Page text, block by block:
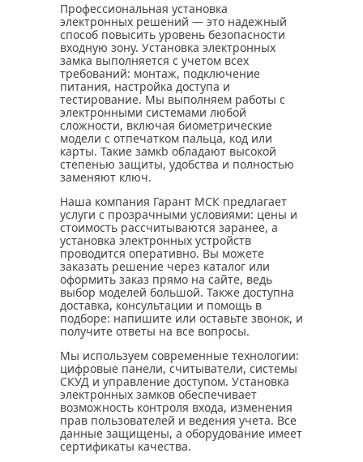
Профессиональная установка
электронных решений — это надежный
способ повысить уровень безопасности
входную зону. Установка электронных
замка выполняется с учетом всех
требований: монтаж, подключение
питания, настройка доступа и
тестирование. Мы выполняем работы с
электронными системами любой
сложности, включая биометрические
модели с отпечатком пальца, код или
карты. Такие замкb обладают высокой
степенью защиты, удобства и полностью
заменяют ключ.
Наша компания Гарант МСК предлагает
услуги с прозрачными условиями: цены и
стоимость рассчитываются заранее, а
установка электронных устройств
проводится оперативно. Вы можете
заказать решение через каталог или
оформить заказ прямо на сайте, ведь
выбор моделей большой. Также доступна
доставка, консультации и помощь в
подборе: напишите или оставьте звонок, и
получите ответы на все вопросы.
Мы используем современные технологии:
цифровые панели, считыватели, системы
СКУД и управление доступом. Установка
электронных замков обеспечивает
возможность контроля входа, изменения
прав пользователей и ведения учета. Все
данные защищены, а оборудование имеет
сертификаты качества.